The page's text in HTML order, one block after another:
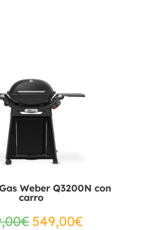
Weber Q3200N con
carro
€ 549,00€